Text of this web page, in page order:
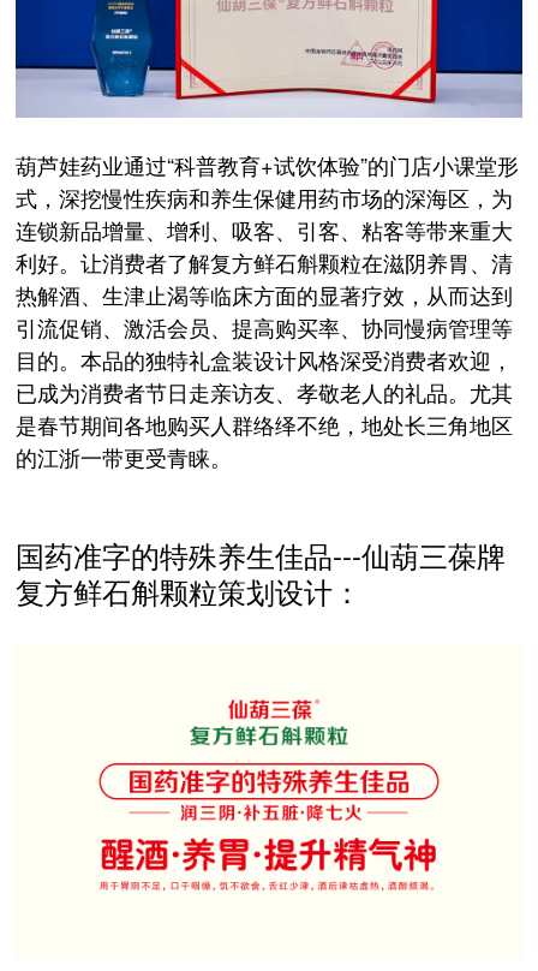
葫芦娃药业通过“科普教育+试饮体验”的门店小课堂形
式，深挖慢性疾病和养生保健用药市场的深海区，为
连锁新品增量、增利、吸客、引客、粘客等带来重大
利好。让消费者了解复方鲜石斛颗粒在滋阴养胃、清
热解酒、生津止渴等临床方面的显著疗效，从而达到
引流促销、激活会员、提高购买率、协同慢病管理等
目的。本品的独特礼盒装设计风格深受消费者欢迎，
已成为消费者节日走亲访友、孝敬老人的礼品。尤其
是春节期间各地购买人群络绎不绝，地处长三角地区
的江浙一带更受青睐。
国药准字的特殊养生佳品---仙葫三葆牌
复方鲜石斛颗粒策划设计：